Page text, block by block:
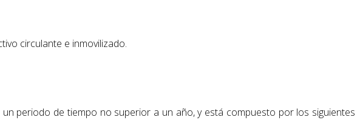
circulante e inmovilizado.
periodo de tiempo no superior a un año, y está compuesto por los siguientes